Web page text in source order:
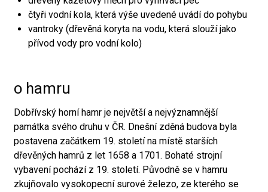
čtyři vodní kola, která výše uvedené uvádí do pohybu
vantroky (dřevěná koryta na vodu, která slouží jako
přívod vody pro vodní kolo)
o hamru
Dobřívský horní hamr je největší a nejvýznamnější
památka svého druhu v ČR. Dnešní zděná budova byla
postavena začátkem 19. století na místě starších
dřevěných hamrů z let 1658 a 1701. Bohaté strojní
vybavení pochází z 19. století. Původně se v hamru
zkujňovalo vysokopecní surové železo, ze kterého se